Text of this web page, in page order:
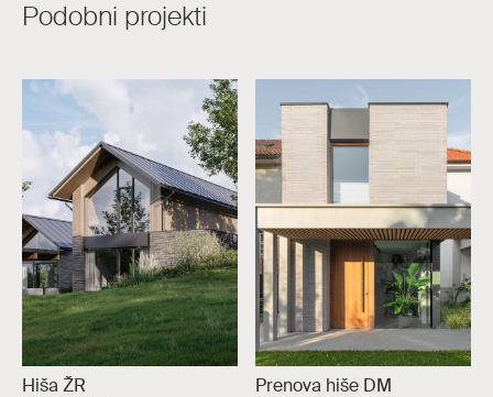
Podobni projekti
Hiša ŽR Prenova hiše DM